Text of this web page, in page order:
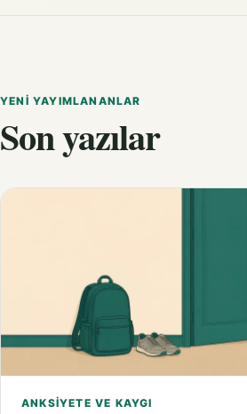
YENI YAYIMLANANLAR
Son yazılar
ANKSIYETE VE KAYGI